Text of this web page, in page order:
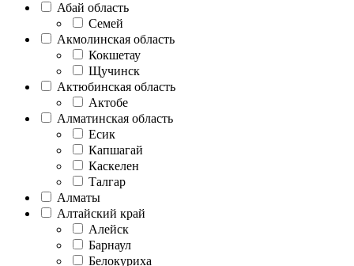
Абай область
Семей
Акмолинская область
Кокшетау
Щучинск
Актюбинская область
Актобе
Алматинская область
Есик
Капшагай
Каскелен
Талгар
Алматы
Алтайский край
Алейск
Барнаул
Белокуриха